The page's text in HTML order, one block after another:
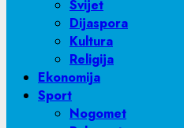
Svijet
Dijaspora
Kultura
Religija
Ekonomija
Sport
Nogomet